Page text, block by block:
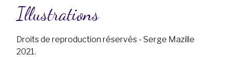
Illustrations
Droits de reproduction réservés - Serge Mazille
2021.